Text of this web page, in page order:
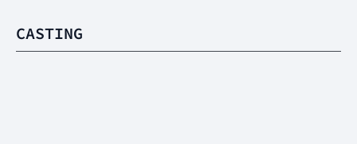
CASTING